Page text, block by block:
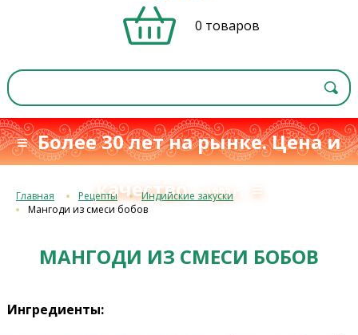
0 товаров
≡ Более 30 лет на рынке. Цена и
качество с 1993 г. ≡
Главная Рецепты
Индийские закуски
Мангоди из смеси бобов
МАНГОДИ ИЗ СМЕСИ БОБОВ
Ингредиенты: